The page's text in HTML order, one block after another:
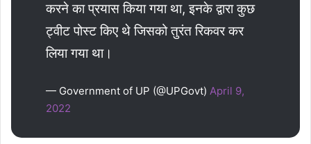
करने का प्रयास किया गया था, इनके द्वारा कुछ
ट्वीट पोस्ट किए थे जिसको तुरंत रिकवर कर
लिया गया था।
— Government of UP (@UPGovt) April 9,
2022